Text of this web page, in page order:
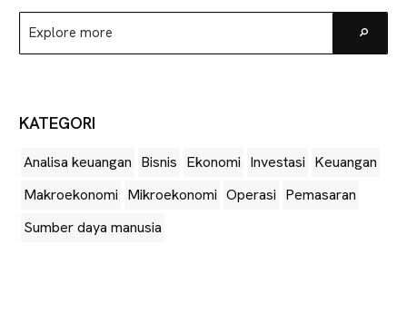
Explore
more
KATEGORI
Analisa keuangan Bisnis Ekonomi Investasi Keuangan
Makroekonomi Mikroekonomi Operasi Pemasaran
Sumber daya manusia